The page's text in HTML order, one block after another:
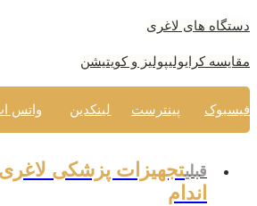
دستگاه های لاغری
مقایسه کرایولیپولیز و کویتیشن
فیسبوک پینترست لینکدین واتس
قبلیتجهیزات پزشکی
اندام